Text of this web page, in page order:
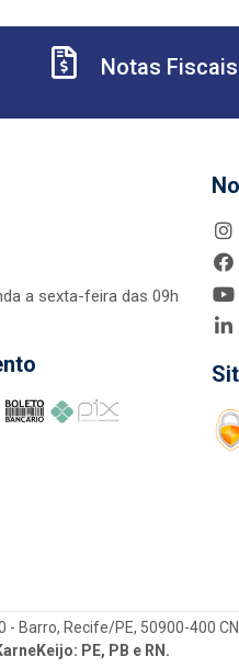
Notas Fiscais
a sexta-feira das 09h
- Barro, Recife/PE, 50900-400
PE, PB e RN.